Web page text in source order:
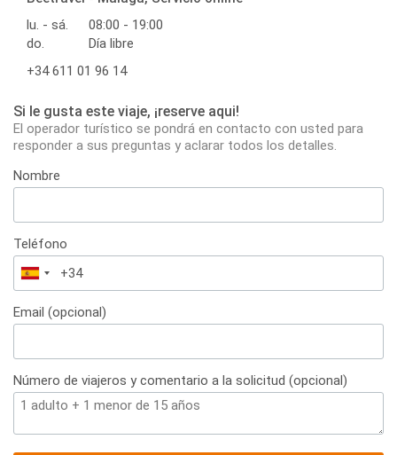
lu. - sá.
08:00 - 19:00
do.
Día libre
+34 611 01 96 14
Si le gusta este viaje, ¡reserve aqui!
El operador turístico se pondrá en contacto con usted para
responder a sus preguntas y aclarar todos los detalles.
Nombre
Teléfono
España
+34
Email (opcional)
Número de viajeros y comentario a la solicitud (opcional)